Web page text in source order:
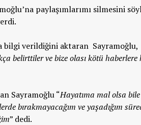
paylaşımlarımı silmesini
bilgi verildiğini aktaran Sayramoğlu,
belirttiler ve bize olası kötü haberlere
Sayramoğlu “Hayatıma mal olsa
bırakmayacağım ve yaşadığım
” dedi.